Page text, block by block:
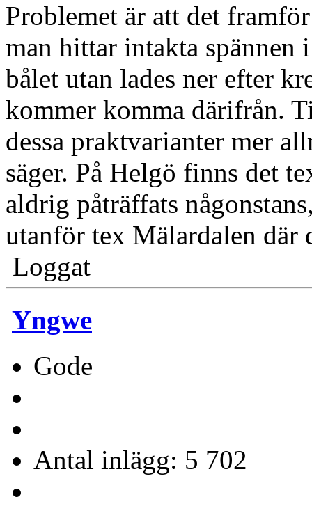
Problemet är att det
man hittar intakta spännen
bålet utan lades ner efter
kommer komma därifrån.
dessa praktvarianter mer
säger. På Helgö finns det
aldrig påträffats
utanför tex Mälardalen där
Loggat
Yngwe
Gode
Antal inlägg: 5 702